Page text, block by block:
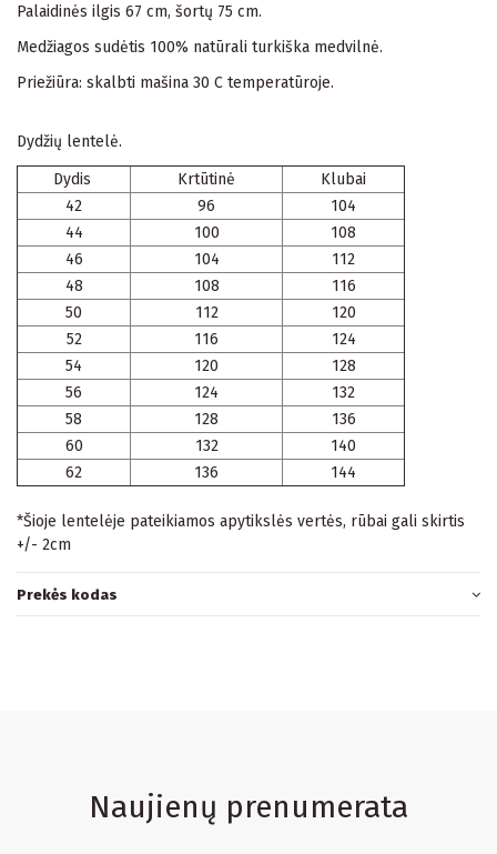
Palaidinės ilgis 67 cm, šortų 75 cm.
Medžiagos sudėtis 100% natūrali turkiška medvilnė.
Priežiūra: skalbti mašina 30 C temperatūroje.
Dydžių lentelė.
Dydis Krtūtinė
Klubai
42
96
104
44
100
108
46
104
112
48
108
116
50
112
120
52
116
124
54
120
128
56
124
132
58
128
136
60
132
140
62
136 144
*Šioje lentelėje pateikiamos apytikslės vertės, rūbai gali skirtis
+/- 2cm
Prekės kodas
Naujienų prenumerata